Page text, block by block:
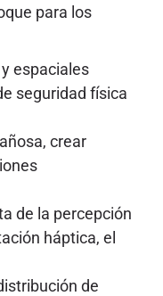
para los
espaciales
seguridad física
crear
de la percepción
háptica, el
de